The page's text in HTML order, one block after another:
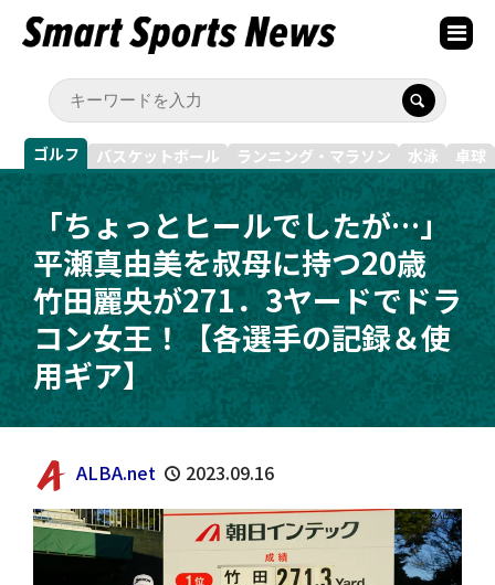
ゴルフ バスケットボール ランニング・マラソン 水泳 卓球
「ちょっとヒールでしたが…」
平瀬真由美を叔母に持つ20歳
竹田麗央が271．3ヤードでドラ
コン女王！【各選手の記録＆使
用ギア】
ALBA.net 2023.09.16